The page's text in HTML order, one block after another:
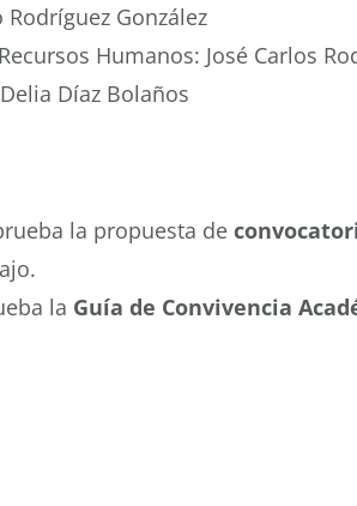
González
Humanos: José Carlos
Díaz Bolaños
la propuesta de
la Guía de Convivencia